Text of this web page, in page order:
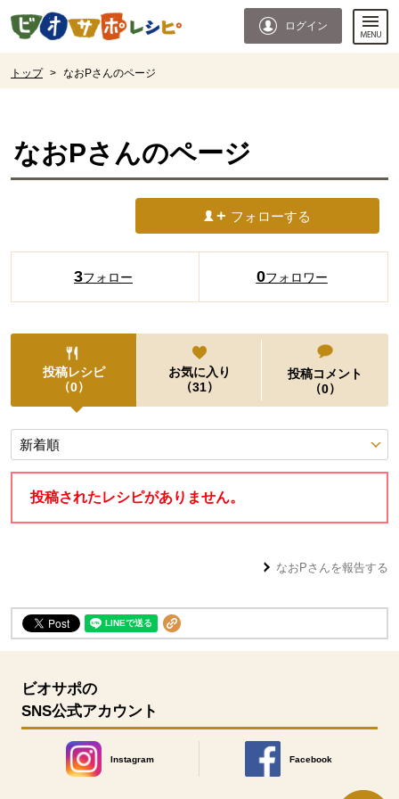
ページの先頭です。
ログイン
トップ > なおPさんのページ
なおPさんのページ
フォローする
3フォロー 0フォロワー
投稿レシピ
（0）
お気に入り
（31）
投稿コメント
（0）
投稿レシピ
投稿されたレシピがありません。
なおPさんを報告する
ビオサポの
SNS公式アカウント
Instagram
別のウィンドウで開きます。
Facebook
別のウィンドウで開きます